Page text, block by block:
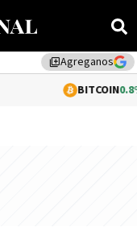
library_addAgreganos
0.8%$64,786.10